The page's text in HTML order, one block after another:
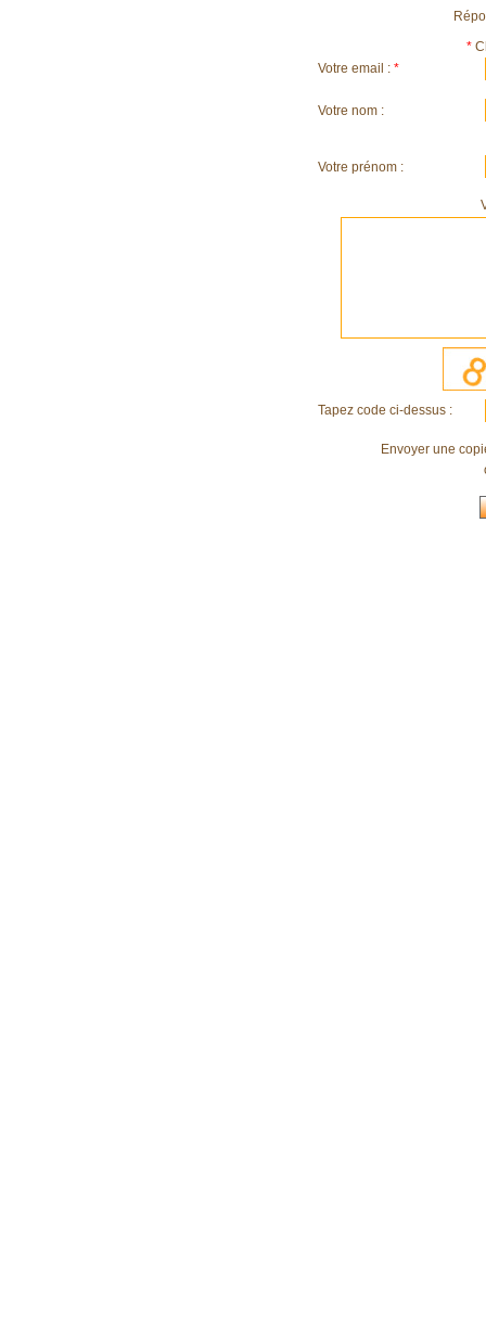
*
Votre email : *
Votre nom :
Votre prénom :
Tapez code ci-dessus :
Envoyer une